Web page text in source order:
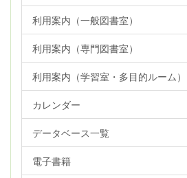
利用案内（一般図書室）
利用案内（専門図書室）
利用案内（学習室・多目的ルーム）
カレンダー
データベース一覧
電子書籍